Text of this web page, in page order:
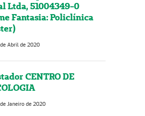
Ltda, 51004349-0
Fantasia: Policlínica
Abril de 2020
CENTRO DE
Janeiro de 2020